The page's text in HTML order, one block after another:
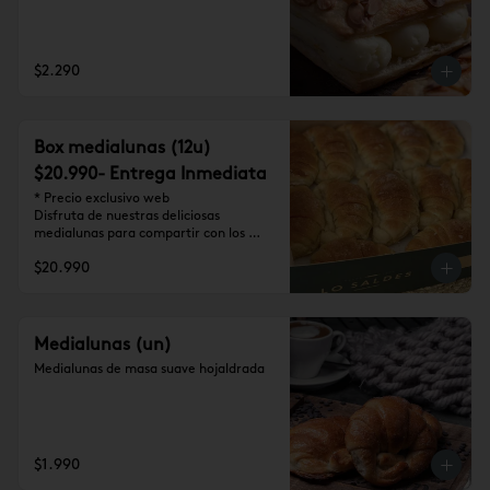
$2.290
Box medialunas (12u)
$20.990- Entrega Inmediata
* Precio exclusivo web
Disfruta de nuestras deliciosas
medialunas para compartir con los
$20.990
Medialunas (un)
Medialunas de masa suave hojaldrada
$1.990